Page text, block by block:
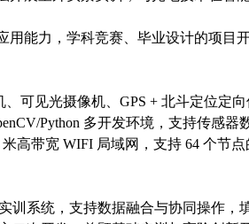
能力，学科竞赛、毕业设计的项目
、可见光摄像机、GPS + 北斗定位定
Python 多开发环境，支持传感
高带宽 WIFI 局域网，支持 64 个节
训系统，支持数据融合与协同操作，